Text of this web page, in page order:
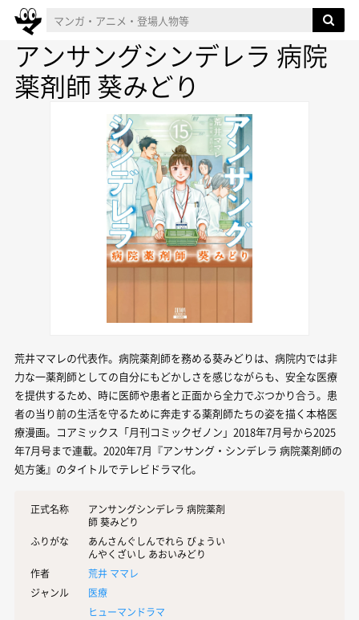
アンサングシンデレラ 病院
薬剤師 葵みどり
荒井ママレの代表作。病院薬剤師を務める葵みどりは、病院内では非
力な一薬剤師としての自分にもどかしさを感じながらも、安全な医療
を提供するため、時に医師や患者と正面から全力でぶつかり合う。患
者の当り前の生活を守るために奔走する薬剤師たちの姿を描く本格医
療漫画。コアミックス「月刊コミックゼノン」2018年7月号から2025
年7月号まで連載。2020年7月『アンサング・シンデレラ 病院薬剤師の
処方箋』のタイトルでテレビドラマ化。
正式名称
アンサングシンデレラ 病院薬剤
師 葵みどり
ふりがな
あんさんぐしんでれら びょうい
んやくざいし あおいみどり
作者
荒井 ママレ
ジャンル
医療
ヒューマンドラマ